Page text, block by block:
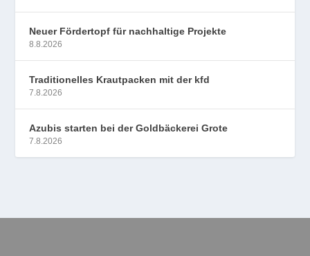
Neuer Fördertopf für nachhaltige Projekte
8.8.2026
Traditionelles Krautpacken mit der kfd
7.8.2026
Azubis starten bei der Goldbäckerei Grote
7.8.2026